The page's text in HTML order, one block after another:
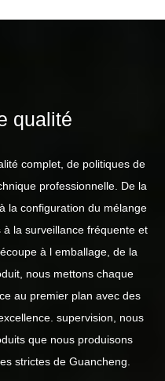
qualité
complet, de politiques de
professionnelle. De la
la configuration du mélange
la surveillance fréquente et
à l emballage, de la
nous mettons chaque
au premier plan avec des
supervision, nous
que nous produisons
strictes de Guancheng.